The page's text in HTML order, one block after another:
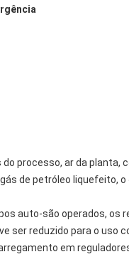
processo, ar da planta,
de petróleo liquefeito,
auto-são operados, os
ser reduzido para o uso
em